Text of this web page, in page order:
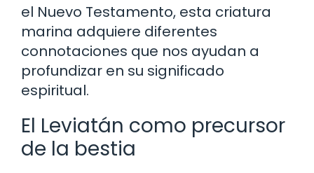
el Nuevo Testamento, esta criatura
marina adquiere diferentes
connotaciones que nos ayudan a
profundizar en su significado
espiritual.
El Leviatán como precursor
de la bestia